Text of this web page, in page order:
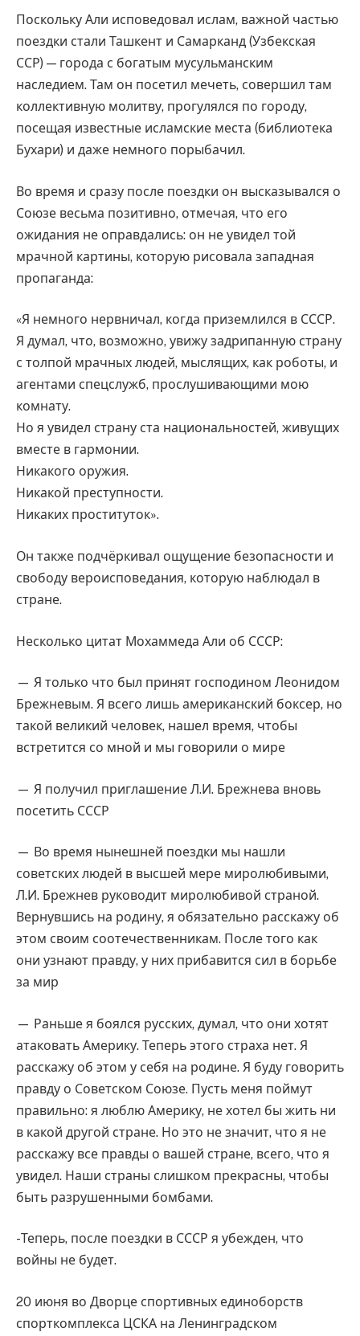
Поскольку Али исповедовал ислам, важной частью
поездки стали Ташкент и Самарканд (Узбекская
ССР) — города с богатым мусульманским
наследием. Там он посетил мечеть, совершил там
коллективную молитву, прогулялся по городу,
посещая известные исламские места (библиотека
Бухари) и даже немного порыбачил.
Во время и сразу после поездки он высказывался о
Союзе весьма позитивно, отмечая, что его
ожидания не оправдались: он не увидел той
мрачной картины, которую рисовала западная
пропаганда:
«Я немного нервничал, когда приземлился в СССР.
Я думал, что, возможно, увижу задрипанную страну
с толпой мрачных людей, мыслящих, как роботы, и
агентами спецслужб, прослушивающими мою
комнату.
Но я увидел страну ста национальностей, живущих
вместе в гармонии.
Никакого оружия.
Никакой преступности.
Никаких проституток».
Он также подчёркивал ощущение безопасности и
свободу вероисповедания, которую наблюдал в
стране.
Несколько цитат Мохаммеда Али об СССР:
— Я только что был принят господином Леонидом
Брежневым. Я всего лишь американский боксер, но
такой великий человек, нашел время, чтобы
встретится со мной и мы говорили о мире
— Я получил приглашение Л.И. Брежнева вновь
посетить СССР
— Во время нынешней поездки мы нашли
советских людей в высшей мере миролюбивыми,
Л.И. Брежнев руководит миролюбивой страной.
Вернувшись на родину, я обязательно расскажу об
этом своим соотечественникам. После того как
они узнают правду, у них прибавится сил в борьбе
за мир
— Раньше я боялся русских, думал, что они хотят
атаковать Америку. Теперь этого страха нет. Я
расскажу об этом у себя на родине. Я буду говорить
правду о Советском Союзе. Пусть меня поймут
правильно: я люблю Америку, не хотел бы жить ни
в какой другой стране. Но это не значит, что я не
расскажу все правды о вашей стране, всего, что я
увидел. Наши страны слишком прекрасны, чтобы
быть разрушенными бомбами.
-Теперь, после поездки в СССР я убежден, что
войны не будет.
20 июня во Дворце спортивных единоборств
спорткомплекса ЦСКА на Ленинградском